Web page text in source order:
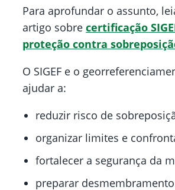
Para aprofundar o assunto,
artigo sobre certificação
proteção contra
O SIGEF e o
ajudar a:
reduzir risco de
organizar limites e
fortalecer a segurança da
preparar